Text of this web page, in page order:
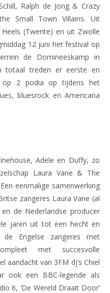
Ralph de Jong & Crazy
Small Town Villains. Uit
(Twente) en uit Zwolle
12 juni het festival op
de Domineeskamp in
totaal treden er eerste en
op 2 podia op tijdens het
bluesrock en Americana
Adele en Duffy, zo
Laura Vane & The
eenmalige samenwerking
zangeres Laura Vane (al
de Nederlandse producer
jaren uit tot een hecht en
Engelse zangeres met
met succesvolle
aandacht van 3FM dj’s Chiel
ook een BBC-legende als
6, ‘De Wereld Draait Door’